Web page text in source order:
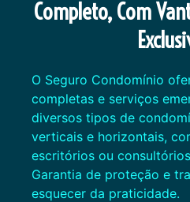
Completo, Com
O Seguro Condomínio
completas e serviços
diversos tipos de
verticais e horizontais,
escritórios ou
Garantia de proteção e
esquecer da praticidade.